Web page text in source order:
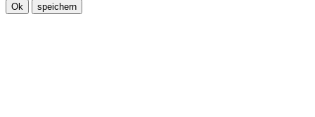
Ok speichern